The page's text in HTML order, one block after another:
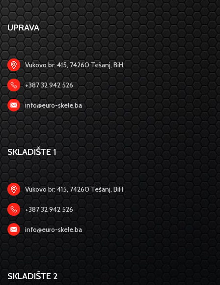
UPRAVA
Vukovo br: 415, 74260 Tešanj, BiH
+387 32 942 526
info@euro-skele.ba
SKLADIŠTE 1
Vukovo br: 415, 74260 Tešanj, BiH
+387 32 942 526
info@euro-skele.ba
SKLADIŠTE 2